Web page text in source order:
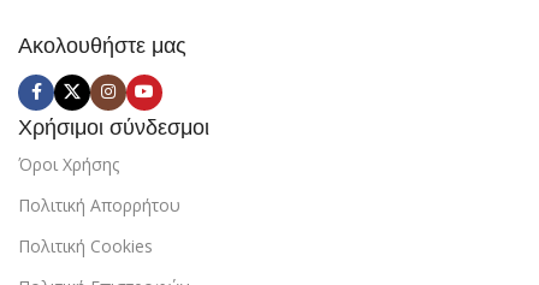
Ακολουθήστε μας
Χρήσιμοι σύνδεσμοι
Όροι Χρήσης
Πολιτική Απορρήτου
Πολιτική Cookies